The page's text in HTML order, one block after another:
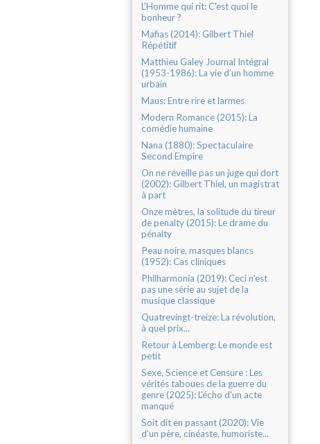
L'Homme qui rit: C'est quoi le
bonheur ?
Mafias (2014): Gilbert Thiel
Répétitif
Matthieu Galey Journal Intégral
(1953-1986): La vie d’un homme
urbain
Maus: Entre rire et larmes
Modern Romance (2015): La
comédie humaine
Nana (1880): Spectaculaire
Second Empire
On ne réveille pas un juge qui dort
(2002): Gilbert Thiel, un magistrat
à part
Onze mètres, la solitude du tireur
de penalty (2015): Le drame du
pénalty
Peau noire, masques blancs
(1952): Cas cliniques
Philharmonia (2019): Ceci n'est
pas une série au sujet de la
musique classique
Quatrevingt-treize: La révolution,
à quel prix...
Retour à Lemberg: Le monde est
petit
Sexe, Science et Censure : Les
vérités taboues de la guerre du
genre (2025): L'écho d'un acte
manqué
Soit dit en passant (2020): Vie
d'un père, cinéaste, humoriste...